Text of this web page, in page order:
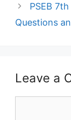
PSEB
Questions
Leave a